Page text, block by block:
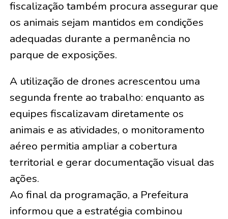
fiscalização também procura assegurar que
os animais sejam mantidos em condições
adequadas durante a permanência no
parque de exposições.
A utilização de drones acrescentou uma
segunda frente ao trabalho: enquanto as
equipes fiscalizavam diretamente os
animais e as atividades, o monitoramento
aéreo permitia ampliar a cobertura
territorial e gerar documentação visual das
ações.
Ao final da programação, a Prefeitura
informou que a estratégia combinou